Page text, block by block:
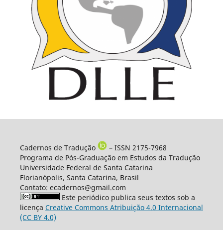
Cadernos de Tradução
– ISSN 2175-7968
Programa de Pós-Graduação em Estudos da Tradução
Universidade Federal de Santa Catarina
Florianópolis, Santa Catarina, Brasil
Contato: ecadernos@gmail.com
Este periódico publica seus textos sob a
licença Creative Commons Atribuição 4.0 Internacional
(CC BY 4.0)